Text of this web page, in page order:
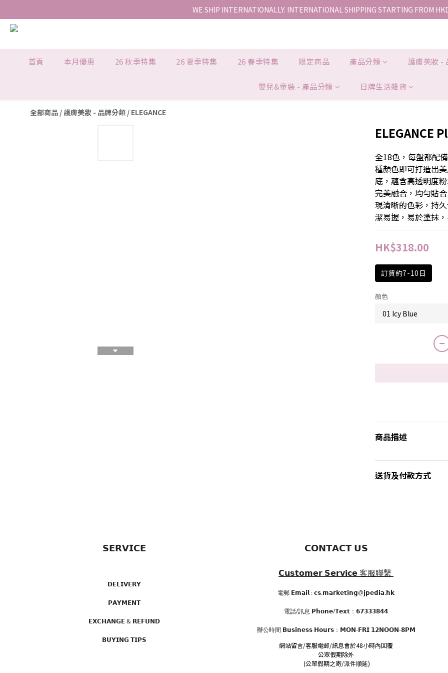
香港地區全店免運。免運費適用於香港順豐站、營業點或智能櫃取件。
WE SHIP INTERNATIONALLY. INTERNATIONAL SHIPPING STARTING FROM
首頁 本月優惠 26 秋季特集 26 夏季特集 26 春季特集 限定商品 產品分類 護膚美妝 -
嬰兒&童裝 - 產品分類 日牌生活雜貨
全部商品 /護膚美妝 - 品牌分類 / ELEGANCE
ELEGANCE
全18色，每盤都配
種顏色即可打造出
底，蘊含高透明度
完美融合，均勻貼
現清晰的色彩，持
潔易握，易於塗抹
HK$318.00
訂貨約7-10日
顏色
商品描述
送貨及付款方式
𝗦𝗘𝗥𝗩𝗜𝗖𝗘
𝗗𝗘𝗟𝗜𝗩𝗘𝗥𝗬
𝗣𝗔𝗬𝗠𝗘𝗡𝗧
𝗘𝗫𝗖𝗛𝗔𝗡𝗚𝗘 & 𝗥𝗘𝗙𝗨𝗡𝗗
𝗕𝗨𝗬𝗜𝗡𝗚 𝗧𝗜𝗣𝗦
𝗖𝗢𝗡𝗧𝗔𝗖𝗧 𝗨𝗦
𝗖𝘂𝘀𝘁𝗼𝗺𝗲𝗿 𝗦𝗲𝗿𝘃𝗶𝗰𝗲 客服聯繫
電郵 𝗘𝗺𝗮𝗶𝗹 : 𝗰𝘀.𝗺𝗮𝗿𝗸𝗲𝘁𝗶𝗻𝗴@𝗷𝗽𝗲𝗱𝗶𝗮.𝗵𝗸
電話/訊息 𝗣𝗵𝗼𝗻𝗲/𝗧𝗲𝘅𝘁：𝟲𝟳𝟯𝟯𝟯𝟴𝟰𝟰
辦公時間 𝗕𝘂𝘀𝗶𝗻𝗲𝘀𝘀 𝗛𝗼𝘂𝗿𝘀：𝗠𝗢𝗡-𝗙𝗥𝗜 𝟭𝟮𝗡𝗢𝗢𝗡-𝟴𝗣𝗠
網站留言/客服電郵/訊息會於48小時內回覆
公眾假期除外
(公眾假期之寄/派件順延)